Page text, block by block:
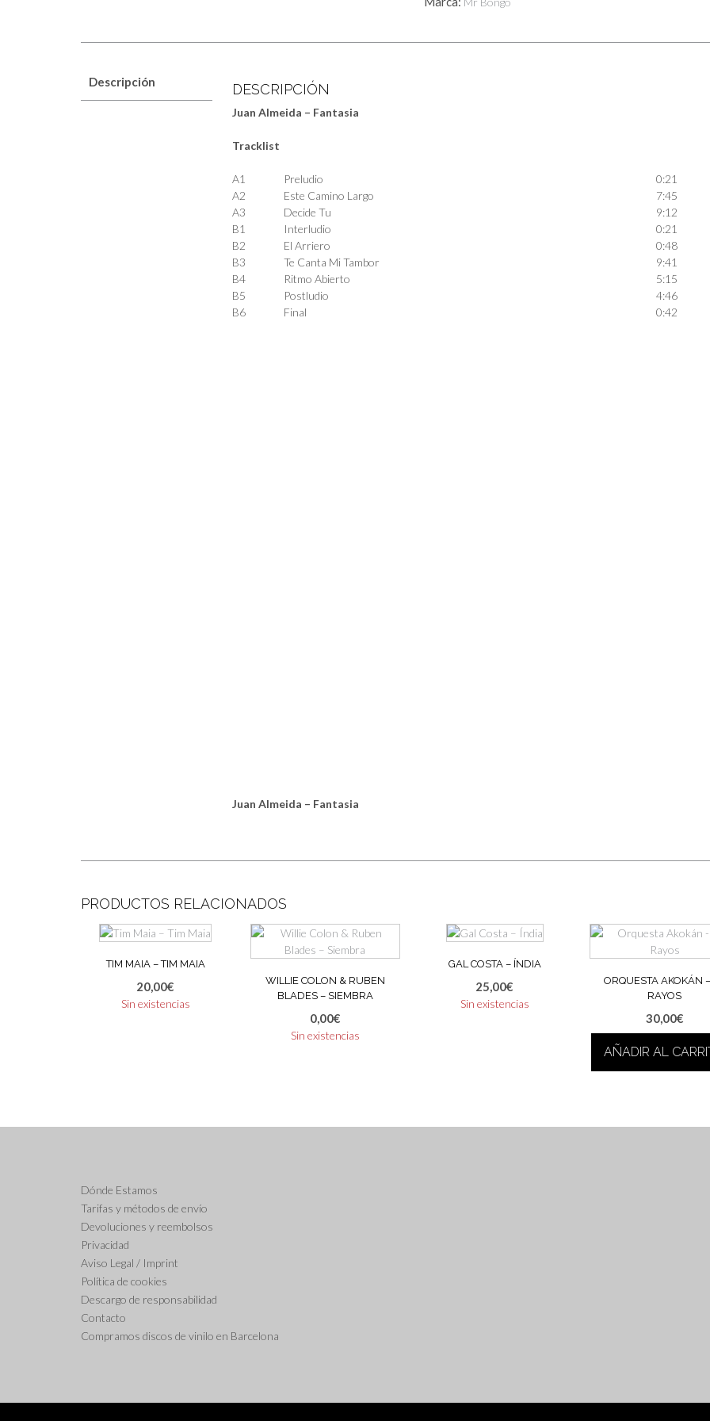
Descripción DESCRIPCIÓN
Juan Almeida – Fantasia
Tracklist
A1 Preludio
0:21
A2
Este Camino Largo
7:45
A3
Decide Tu
9:12
B1
Interludio
0:21
B2
El Arriero
0:48
B3
Te Canta Mi Tambor
9:41
B4
Ritmo Abierto
5:15
B5
Postludio
4:46
B6
Final 0:42
Juan Almeida – Fantasia
PRODUCTOS RELACIONADOS
TIM MAIA – TIM MAIA
20,00€
Sin existencias
WILLIE COLON & RUBEN
BLADES – SIEMBRA
0,00€
Sin existencias
GAL COSTA – ÍNDIA
25,00€
Sin existencias
ORQUESTA AKOKÁN
RAYOS
30,00€
AÑADIR AL
Dónde Estamos
Tarifas y métodos de envío
Devoluciones y reembolsos
Privacidad
Aviso Legal / Imprint
Política de cookies
Descargo de responsabilidad
Contacto
Compramos discos de vinilo en Barcelona